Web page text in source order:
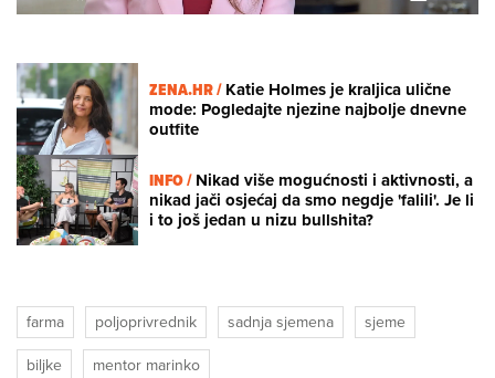
ZENA.HR /Katie Holmes je kraljica ulične
mode: Pogledajte njezine najbolje dnevne
outfite
INFO /Nikad više mogućnosti i aktivnosti, a
nikad jači osjećaj da smo negdje 'falili'. Je li
i to još jedan u nizu bullshita?
farma poljoprivrednik sadnja sjemena
sjeme
biljke
mentor marinko